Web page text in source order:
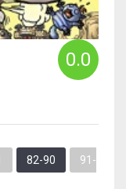
0.0
82-90 91-